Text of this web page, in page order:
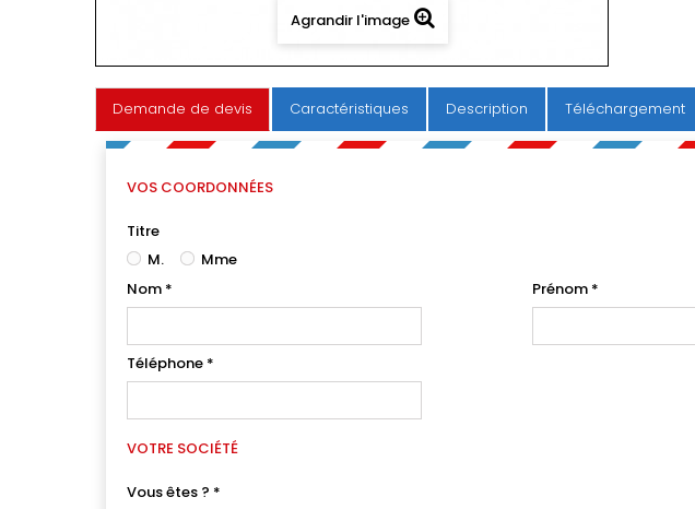
Agrandir l'image
Demande de devis Caractéristiques Description Téléchargement
VOS COORDONNÉES
Titre
M.
Mme
Nom * Prénom *
Téléphone *
VOTRE SOCIÉTÉ
Vous êtes ? *